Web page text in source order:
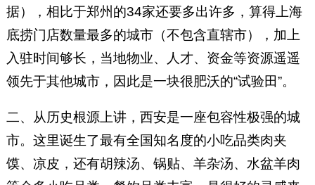
据），相比于郑州的34家还要多出许多，算得上海
底捞门店数量最多的城市（不包含直辖市），加上
入驻时间够长，当地物业、人才、资金等资源遥遥
领先于其他城市，因此是一块很肥沃的“试验田”。
二、从历史根源上讲，西安是一座包容性极强的城
市。这里诞生了最有全国知名度的小吃品类肉夹
馍、凉皮，还有胡辣汤、锅贴、羊杂汤、水盆羊肉